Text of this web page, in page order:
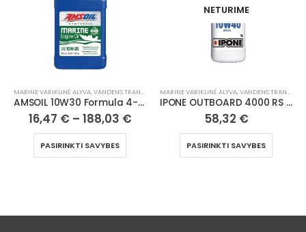
NETURIME
MARINE VARIKLINĖ ALYVA,VANDENS TRANSPORTAS
IPONE OUTBOARD 4000 RS 10W40 – NEBEGAMINAMA
58,32€
PASIRINKTI SAVYBES
NETURIME
MARINE VARIKLINĖ ALYVA,VANDENS TRANSPORTAS
IPONE SAMOURAI JET DOSEUR | 1 l – NEBEGAMINAMA
27,77€ 26,38
DAUGIAU